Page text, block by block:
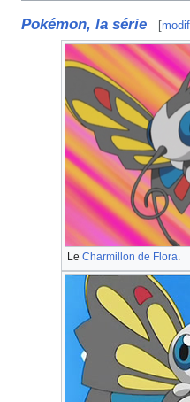
Pokémon, la série [
Le Charmillon de Flora.